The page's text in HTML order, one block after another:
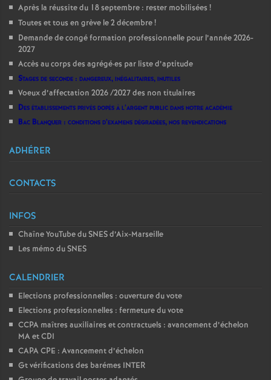
Après la réussite du 18 septembre : rester mobilisées !
Toutes et tous en grève le 2 décembre!
Demande de congé formation professionnelle pour l’année 2026-
2027
Accès au corps des agrégé·es par liste d’aptitude
Stages de seconde : dangereux, inégalitaires, inutiles
Voeux d’affectation 2026 /2027 des non titulaires
Des établissements privés dopés à l’argent public dans notre académie
Bac Blanquer : conditions d’examens dégradées, nos revendications
ADHÉRER
CONTACTS
INFOS
Chaîne YouTube du SNES d’Aix-Marseille
Les mémo du SNES
CALENDRIER
Elections professionnelles : ouverture du vote
Elections professionnelles : fermeture du vote
CCPA maîtres auxiliaires et contractuels : avancement d’échelon
MA et CDI
CAPA CPE : Avancement d’échelon
Gt vérifications des barémes INTER